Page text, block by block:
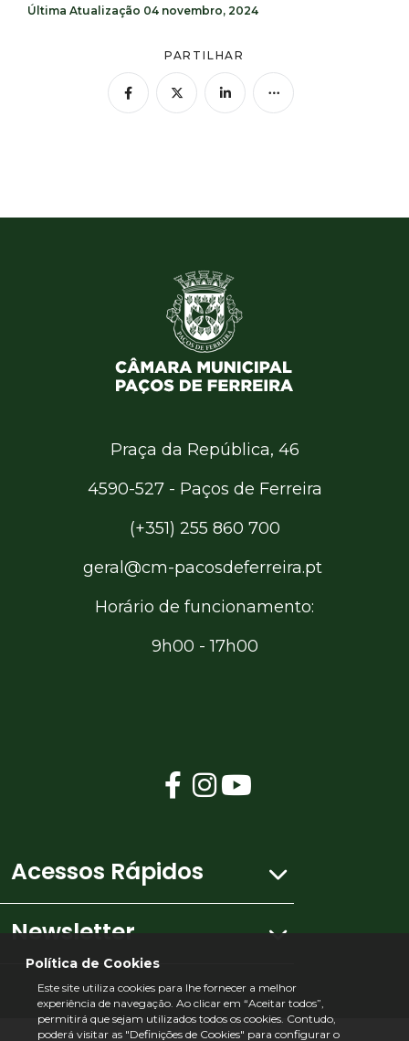
Última Atualização 04 novembro, 2024
PARTILHAR
Política de Cookies
Este site utiliza cookies para lhe fornecer a melhor
experiência de navegação. Ao clicar em “Aceitar todos”,
permitirá que sejam utilizados todos os cookies. Contudo,
poderá visitar as "Definições de Cookies" para configurar o
Acessos Rápidos
Ficha Técnica
Newsletter
Subscreva a nossa newsletter e receba todas
as novidades no seu e-mail.
Praça da República, 46
4590-527 - Paços de Ferreira
(+351) 255 860 700
geral@cm-pacosdeferreira.pt
Horário de funcionamento:
9h00 - 17h00